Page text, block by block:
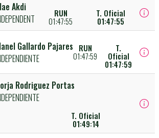
Akdi
RUN
01:47:55
T. Oficial
01:47:55
Gallardo Pajares RUN
01:47:59
T.
Oficial
01:47:59
Rodriguez Portas
T. Oficial
01:49:14